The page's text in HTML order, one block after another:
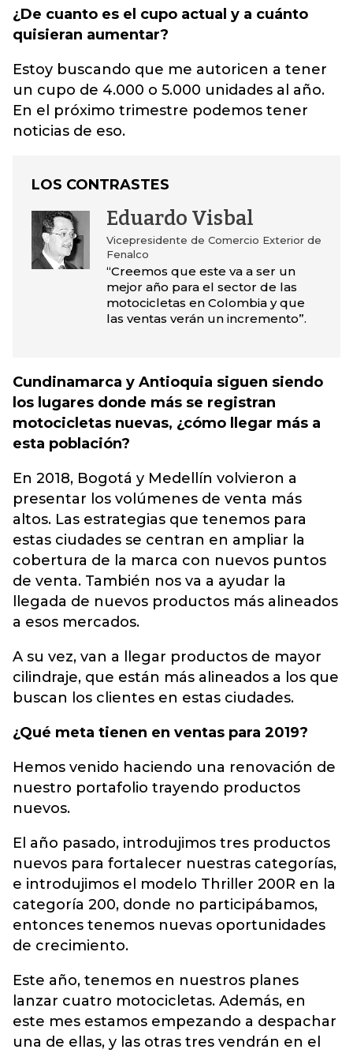
¿De cuanto es el cupo actual y a cuánto
quisieran aumentar?
Estoy buscando que me autoricen a tener
un cupo de 4.000 o 5.000 unidades al año.
En el próximo trimestre podemos tener
noticias de eso.
LOS CONTRASTES
Eduardo Visbal
Vicepresidente de Comercio Exterior de
Fenalco
“Creemos que este va a ser un
mejor año para el sector de las
motocicletas en Colombia y que
las ventas verán un incremento”.
Cundinamarca y Antioquia siguen siendo
los lugares donde más se registran
motocicletas nuevas, ¿cómo llegar más a
esta población?
En 2018, Bogotá y Medellín volvieron a
presentar los volúmenes de venta más
altos. Las estrategias que tenemos para
estas ciudades se centran en ampliar la
cobertura de la marca con nuevos puntos
de venta. También nos va a ayudar la
llegada de nuevos productos más alineados
a esos mercados.
A su vez, van a llegar productos de mayor
cilindraje, que están más alineados a los que
buscan los clientes en estas ciudades.
¿Qué meta tienen en ventas para 2019?
Hemos venido haciendo una renovación de
nuestro portafolio trayendo productos
nuevos.
El año pasado, introdujimos tres productos
nuevos para fortalecer nuestras categorías,
e introdujimos el modelo Thriller 200R en la
categoría 200, donde no participábamos,
entonces tenemos nuevas oportunidades
de crecimiento.
Este año, tenemos en nuestros planes
lanzar cuatro motocicletas. Además, en
este mes estamos empezando a despachar
una de ellas, y las otras tres vendrán en el